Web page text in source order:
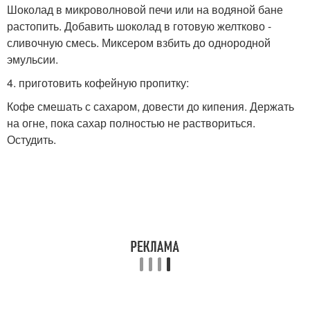
Шоколад в микроволновой печи или на водяной бане
растопить. Добавить шоколад в готовую желтково -
сливочную смесь. Миксером взбить до однородной
эмульсии.
4. приготовить кофейную пропитку:
Кофе смешать с сахаром, довести до кипения. Держать
на огне, пока сахар полностью не раствориться.
Остудить.